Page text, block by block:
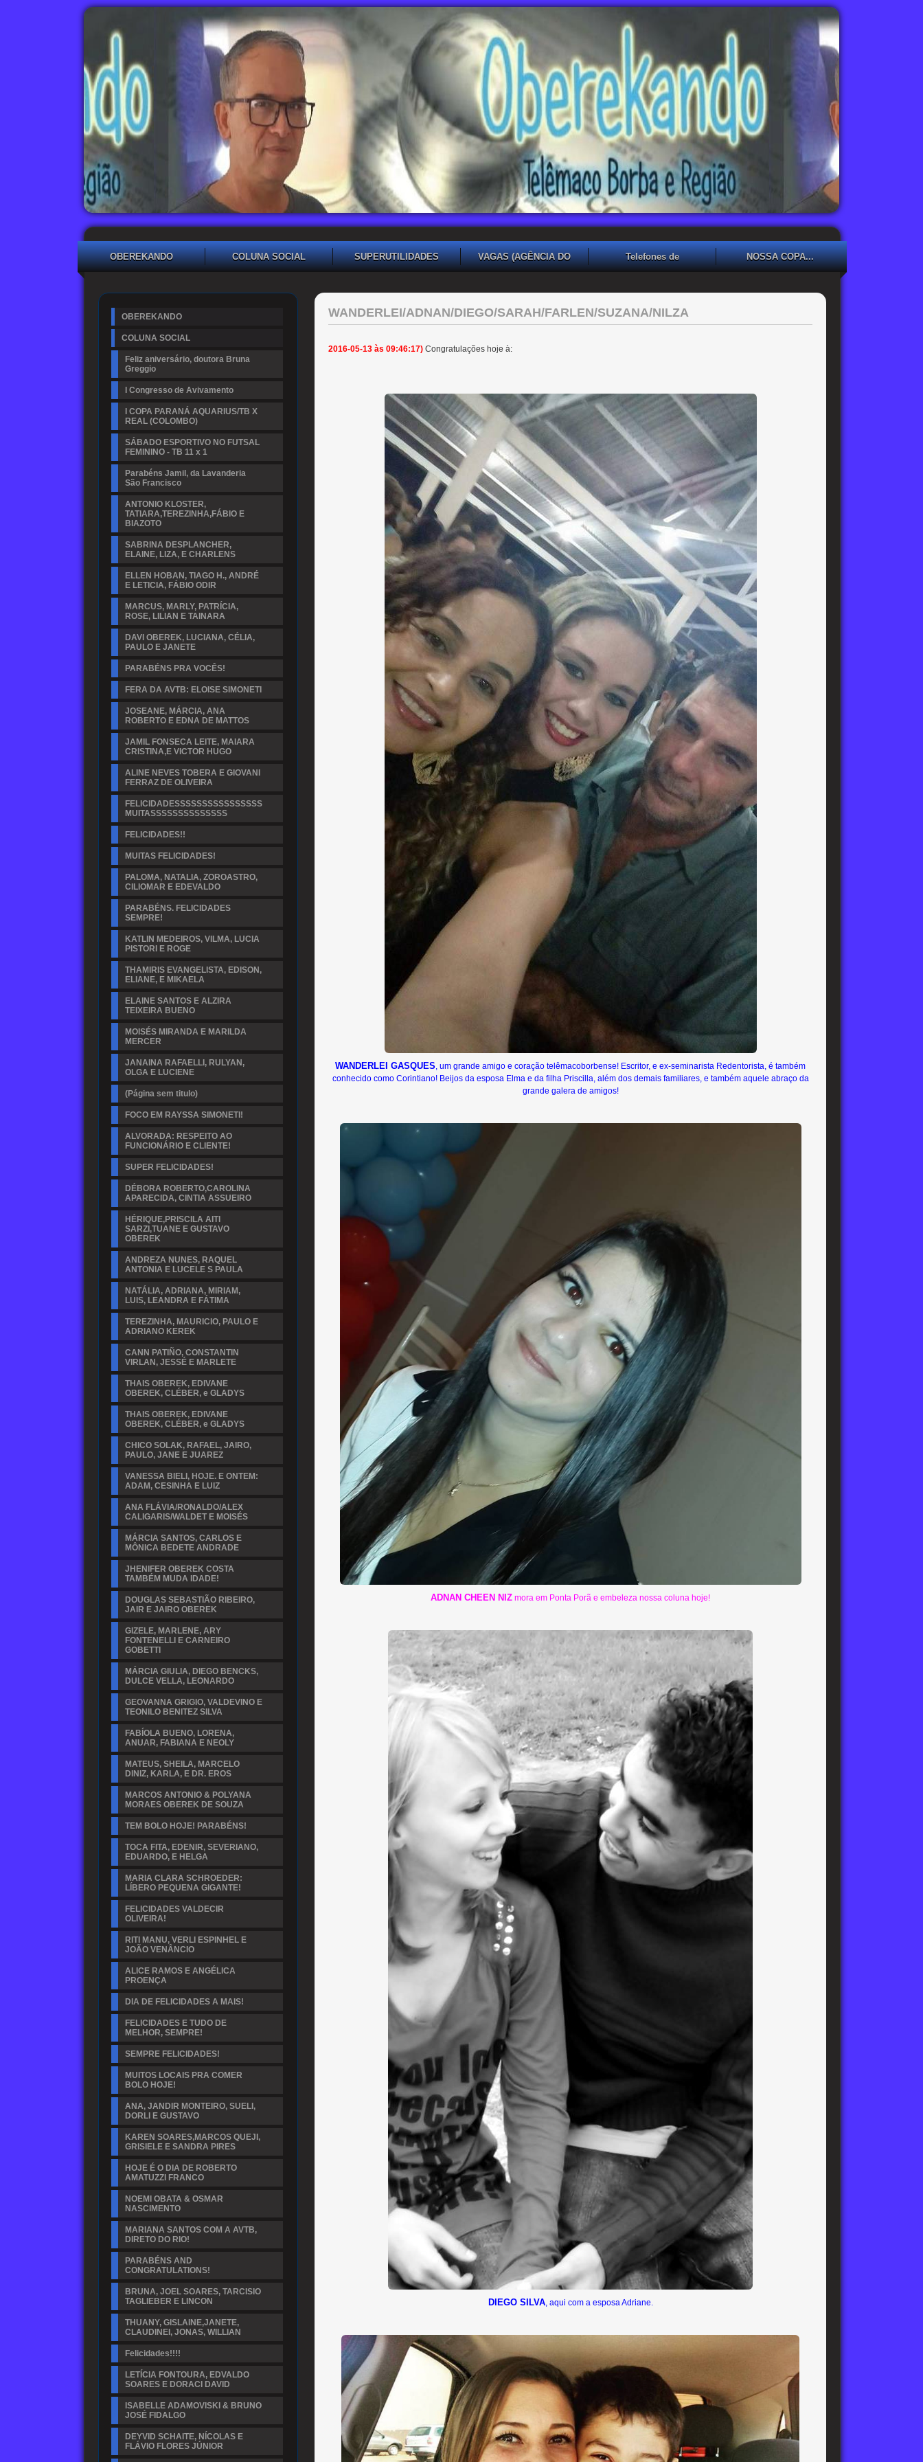
OBEREKANDO COLUNA SOCIAL SUPERUTILIDADES
VAGAS (AGÊNCIA DO
Telefones de
NOSSA COPA...
OBEREKANDO
COLUNA SOCIAL
Feliz aniversário, doutora Bruna
Greggio
I Congresso de Avivamento
I COPA PARANÁ AQUARIUS/TB X
REAL (COLOMBO)
SÁBADO ESPORTIVO NO FUTSAL
FEMININO - TB 11 x 1
Parabéns Jamil, da Lavanderia
São Francisco
ANTONIO KLOSTER,
TATIARA,TEREZINHA,FÁBIO E
BIAZOTO
SABRINA DESPLANCHER,
ELAINE, LIZA, E CHARLENS
ELLEN HOBAN, TIAGO H., ANDRÉ
E LETICIA, FÁBIO ODIR
MARCUS, MARLY, PATRÍCIA,
ROSE, LILIAN E TAINARA
DAVI OBEREK, LUCIANA, CÉLIA,
PAULO E JANETE
PARABÉNS PRA VOCÊS!
FERA DA AVTB: ELOISE SIMONETI
JOSEANE, MÁRCIA, ANA
ROBERTO E EDNA DE MATTOS
JAMIL FONSECA LEITE, MAIARA
CRISTINA,E VICTOR HUGO
ALINE NEVES TOBERA E GIOVANI
FERRAZ DE OLIVEIRA
FELICIDADESSSSSSSSSSSSSSSS
MUITASSSSSSSSSSSSSS
FELICIDADES!!
MUITAS FELICIDADES!
PALOMA, NATALIA, ZOROASTRO,
CILIOMAR E EDEVALDO
PARABÉNS. FELICIDADES
SEMPRE!
KATLIN MEDEIROS, VILMA, LUCIA
PISTORI E ROGE
THAMIRIS EVANGELISTA, EDISON,
ELIANE, E MIKAELA
ELAINE SANTOS E ALZIRA
TEIXEIRA BUENO
MOISÉS MIRANDA E MARILDA
MERCER
JANAINA RAFAELLI, RULYAN,
OLGA E LUCIENE
(Página sem titulo)
FOCO EM RAYSSA SIMONETI!
ALVORADA: RESPEITO AO
FUNCIONÁRIO E CLIENTE!
SUPER FELICIDADES!
DÉBORA ROBERTO,CAROLINA
APARECIDA, CINTIA ASSUEIRO
HÉRIQUE,PRISCILA AITI
SARZI,TUANE E GUSTAVO
OBEREK
ANDREZA NUNES, RAQUEL
ANTONIA E LUCELE S PAULA
NATÁLIA, ADRIANA, MIRIAM,
LUIS, LEANDRA E FÁTIMA
TEREZINHA, MAURICIO, PAULO E
ADRIANO KEREK
CANN PATIÑO, CONSTANTIN
VIRLAN, JESSÉ E MARLETE
THAIS OBEREK, EDIVANE
OBEREK, CLÉBER, e GLADYS
THAIS OBEREK, EDIVANE
OBEREK, CLÉBER, e GLADYS
CHICO SOLAK, RAFAEL, JAIRO,
PAULO, JANE E JUAREZ
VANESSA BIELI, HOJE. E ONTEM:
ADAM, CESINHA E LUIZ
ANA FLÁVIA/RONALDO/ALEX
CALIGARIS/WALDET E MOISÉS
MÁRCIA SANTOS, CARLOS E
MÔNICA BEDETE ANDRADE
JHENIFER OBEREK COSTA
TAMBÉM MUDA IDADE!
DOUGLAS SEBASTIÃO RIBEIRO,
JAIR E JAIRO OBEREK
GIZELE, MARLENE, ARY
FONTENELLI E CARNEIRO
GOBETTI
MÁRCIA GIULIA, DIEGO BENCKS,
DULCE VELLA, LEONARDO
GEOVANNA GRIGIO, VALDEVINO E
TEONILO BENITEZ SILVA
FABÍOLA BUENO, LORENA,
ANUAR, FABIANA E NEOLY
MATEUS, SHEILA, MARCELO
DINIZ, KARLA, E DR. EROS
MARCOS ANTONIO & POLYANA
MORAES OBEREK DE SOUZA
TEM BOLO HOJE! PARABÉNS!
TOCA FITA, EDENIR, SEVERIANO,
EDUARDO, E HELGA
MARIA CLARA SCHROEDER:
LÍBERO PEQUENA GIGANTE!
FELICIDADES VALDECIR
OLIVEIRA!
RITI MANU, VERLI ESPINHEL E
JOÃO VENÂNCIO
ALICE RAMOS E ANGÉLICA
PROENÇA
DIA DE FELICIDADES A MAIS!
FELICIDADES E TUDO DE
MELHOR, SEMPRE!
SEMPRE FELICIDADES!
MUITOS LOCAIS PRA COMER
BOLO HOJE!
ANA, JANDIR MONTEIRO, SUELI,
DORLI E GUSTAVO
KAREN SOARES,MARCOS QUEJI,
GRISIELE E SANDRA PIRES
HOJE É O DIA DE ROBERTO
AMATUZZI FRANCO
NOEMI OBATA & OSMAR
NASCIMENTO
MARIANA SANTOS COM A AVTB,
DIRETO DO RIO!
PARABÉNS AND
CONGRATULATIONS!
BRUNA, JOEL SOARES, TARCISIO
TAGLIEBER E LINCON
THUANY, GISLAINE,JANETE,
CLAUDINEI, JONAS, WILLIAN
Felicidades!!!!
LETÍCIA FONTOURA, EDVALDO
SOARES E DORACI DAVID
ISABELLE ADAMOVISKI & BRUNO
JOSÉ FIDALGO
DEYVID SCHAITE, NÍCOLAS E
FLÁVIO FLORES JÚNIOR
WANDERLEI/ADNAN/DIEGO/SARAH/FARLEN/SUZANA/NILZA
2016-05-13 às 09:46:17) Congratulações hoje à:
WANDERLEI GASQUES, um grande amigo e coração telêmacoborbense! Escritor, e ex-seminarista Redentorista, é também
conhecido como Corintiano! Beijos da esposa Elma e da filha Priscilla, além dos demais familiares, e também aquele abraço da
grande galera de amigos!
ADNAN CHEEN NIZ mora em Ponta Porã e embeleza nossa coluna hoje!
DIEGO SILVA, aqui com a esposa Adriane.